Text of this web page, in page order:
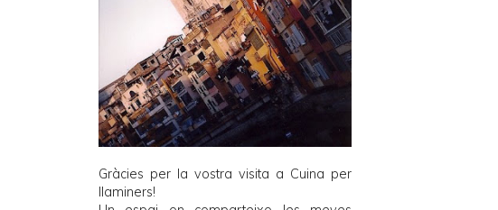
Gràcies per la vostra visita a Cuina per
llaminers!